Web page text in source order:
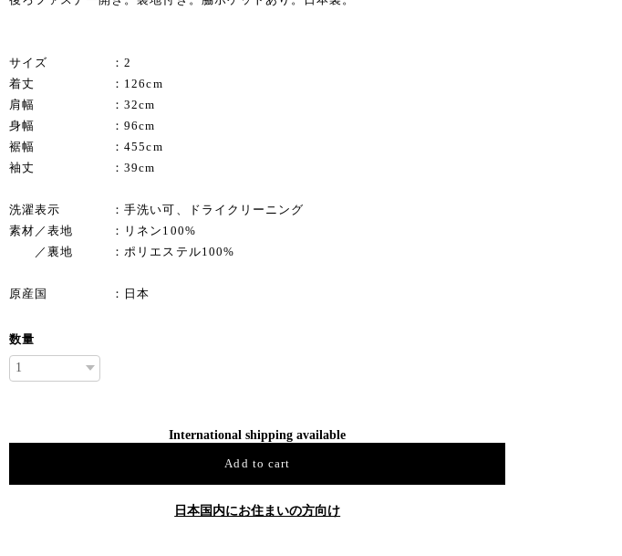
サイズ ：2
着丈 ：126cm
肩幅 ：32cm
身幅 ：96cm
裾幅 ：455cm
袖丈 ：39cm
洗濯表示 ：手洗い可、ドライクリーニング
素材／表地 ：リネン100%
／裏地 ：ポリエステル100%
原産国 ：日本
数量
International shipping available
Add to cart
日本国内にお住まいの方向け